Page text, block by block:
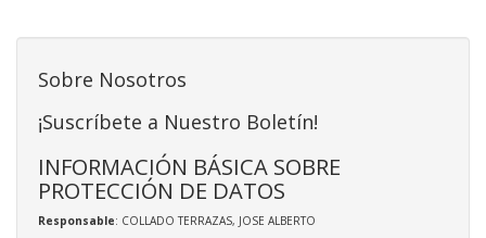
Sobre Nosotros
¡Suscríbete a Nuestro Boletín!
INFORMACIÓN BÁSICA SOBRE
PROTECCIÓN DE DATOS
Responsable: COLLADO TERRAZAS, JOSE ALBERTO